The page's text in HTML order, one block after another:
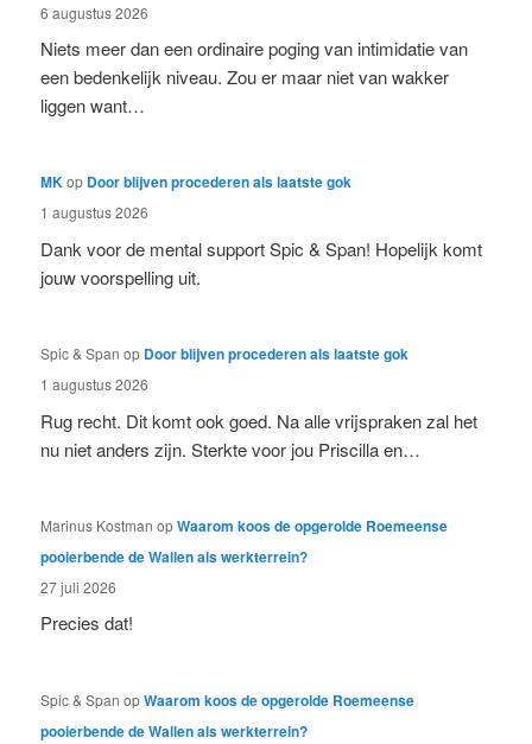
6 augustus 2026
Niets meer dan een ordinaire poging van intimidatie van
een bedenkelijk niveau. Zou er maar niet van wakker
liggen want…
MKop Door blijven procederen als laatste gok
1 augustus 2026
Dank voor de mental support Spic & Span! Hopelijk komt
jouw voorspelling uit.
Spic & Span op Door blijven procederen als laatste gok
1 augustus 2026
Rug recht. Dit komt ook goed. Na alle vrijspraken zal het
nu niet anders zijn. Sterkte voor jou Priscilla en…
Marinus Kostman opWaarom koos de opgerolde Roemeense
pooierbende de Wallen als werkterrein?
27 juli 2026
Precies dat!
Spic & Span opWaarom koos de opgerolde Roemeense
pooierbende de Wallen als werkterrein?